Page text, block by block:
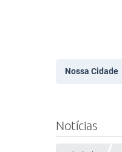
Nossa Cidade
Notícias